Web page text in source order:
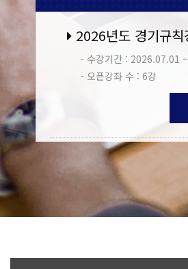
2026년도 경기규
- 수강기간 : 2026.07.01
- 오픈강좌 수 : 6강
2026년도 경기규칙
- 수강기간 : 2026.07.01
- 오픈강좌 수 : 6강